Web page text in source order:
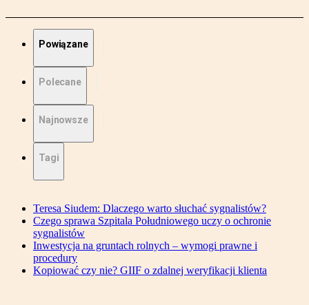
Powiązane
Polecane
Najnowsze
Tagi
Teresa Siudem: Dlaczego warto słuchać sygnalistów?
Czego sprawa Szpitala Południowego uczy o ochronie
sygnalistów
Inwestycja na gruntach rolnych – wymogi prawne i
procedury
Kopiować czy nie? GIIF o zdalnej weryfikacji klienta